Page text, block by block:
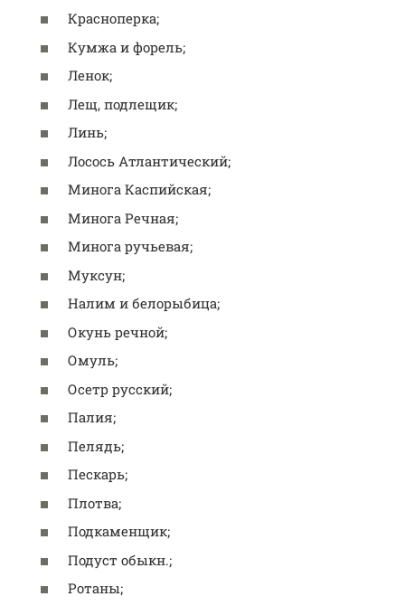
Красноперка;
Кумжа и форель;
Ленок;
Лещ, подлещик;
Линь;
Лосось Атлантический;
Минога Каспийская;
Минога Речная;
Минога ручьевая;
Муксун;
Налим и белорыбица;
Окунь речной;
Омуль;
Осетр русский;
Палия;
Пелядь;
Пескарь;
Плотва;
Подкаменщик;
Подуст обыкн.;
Ротаны;